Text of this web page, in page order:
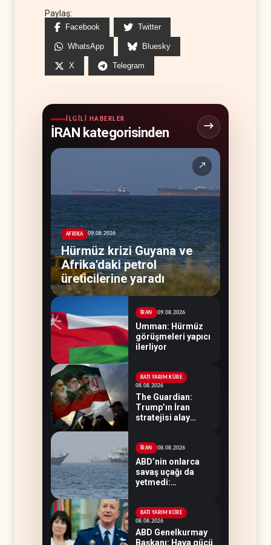
Paylaş:
Facebook Twitter
WhatsApp Bluesky
X Telegram
İLGILI HABERLER
İRAN kategorisinden
↗
AFRİKA 09.08.2026
Hürmüz krizi Guyana ve
Afrika'daki petrol
üreticilerine yaradı
İRAN 09.08.2026
Umman: Hürmüz
görüşmeleri yapıcı
ilerliyor
BATI YARIM KÜRE
08.08.2026
The Guardian:
Trump’ın İran
stratejisi alay
İRAN 08.08.2026
ABD’nin onlarca
savaş uçağı da
yetmedi:
BATI YARIM KÜRE
08.08.2026
ABD Genelkurmay
Başkanı: Hava gücü